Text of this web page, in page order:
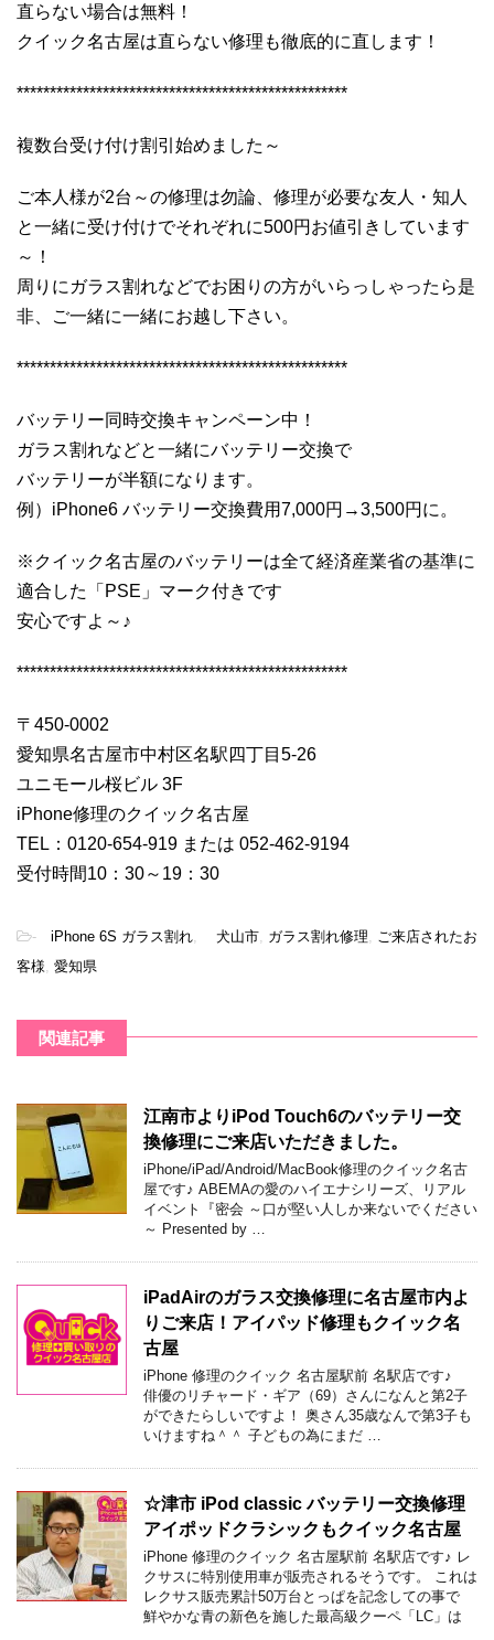
直らない場合は無料！
クイック名古屋は直らない修理も徹底的に直します！
**************************************************
複数台受け付け割引始めました～
ご本人様が2台～の修理は勿論、修理が必要な友人・知人
と一緒に受け付けでそれぞれに500円お値引きしています
～！
周りにガラス割れなどでお困りの方がいらっしゃったら是
非、ご一緒に一緒にお越し下さい。
**************************************************
バッテリー同時交換キャンペーン中！
ガラス割れなどと一緒にバッテリー交換で
バッテリーが半額になります。
例）iPhone6 バッテリー交換費用7,000円→3,500円に。
※クイック名古屋のバッテリーは全て経済産業省の基準に
適合した「PSE」マーク付きです
安心ですよ～♪
**************************************************
〒450-0002
愛知県名古屋市中村区名駅四丁目5-26
ユニモール桜ビル 3F
iPhone修理のクイック名古屋
TEL：0120-654-919 または 052-462-9194
受付時間10：30～19：30
- iPhone 6S ガラス割れ 犬山市 ガラス割れ修理
ご来店されたお
客様 愛知県
関連記事
江南市よりiPod Touch6のバッテリー交
換修理にご来店いただきました。
iPhone/iPad/Android/MacBook修理のクイック名古
屋です♪ ABEMAの愛のハイエナシリーズ、リアル
イベント『密会 ～口が堅い人しか来ないでください
～ Presented by …
iPadAirのガラス交換修理に名古屋市内よ
りご来店！アイパッド修理もクイック名
古屋
iPhone 修理のクイック 名古屋駅前 名駅店です♪
俳優のリチャード・ギア（69）さんになんと第2子
ができたらしいですよ！ 奥さん35歳なんで第3子も
いけますね＾＾ 子どもの為にまだ …
☆津市 iPod classic バッテリー交換修理
アイポッドクラシックもクイック名古屋
iPhone 修理のクイック 名古屋駅前 名駅店です♪ レ
クサスに特別使用車が販売されるそうです。 これは
レクサス販売累計50万台とっぱを記念しての事で
鮮やかな青の新色を施した最高級クーペ「LC」は